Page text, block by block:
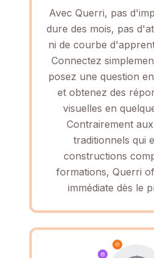
Avec Querri, pas
dure des mois, pas
ni de courbe
Connectez
posez une question
et obtenez des
visuelles en
Contrairement
traditionnels qui
constructions
formations, Querri
immédiate dès le